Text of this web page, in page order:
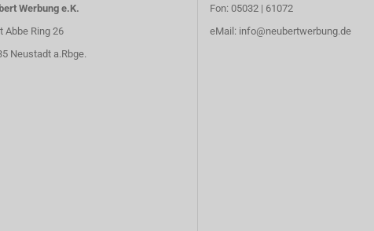
Werbung e.K.
Abbe Ring 26
Neustadt a.Rbge.
Fon: 05032 | 61072
eMail: info@neubertwerbung.de